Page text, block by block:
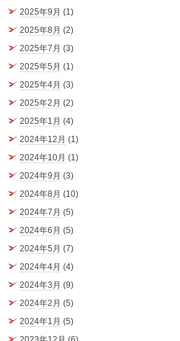
2025年9月 (1)
2025年8月 (2)
2025年7月 (3)
2025年5月 (1)
2025年4月 (3)
2025年2月 (2)
2025年1月 (4)
2024年12月 (1)
2024年10月 (1)
2024年9月 (3)
2024年8月 (10)
2024年7月 (5)
2024年6月 (5)
2024年5月 (7)
2024年4月 (4)
2024年3月 (9)
2024年2月 (5)
2024年1月 (5)